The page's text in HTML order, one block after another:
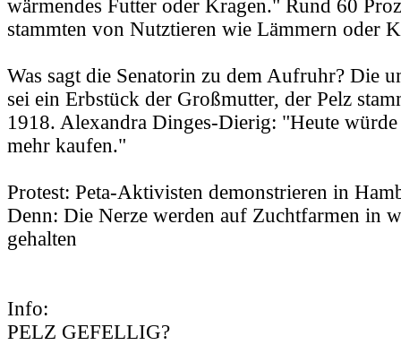
wärmendes Futter oder Kragen." Rund 60
stammten von Nutztieren wie Lämmern oder
Was sagt die Senatorin zu dem Aufruhr? Die
sei ein Erbstück der Großmutter, der Pelz
1918. Alexandra Dinges-Dierig: "Heute
mehr kaufen."
Protest: Peta-Aktivisten demonstrieren in
Denn: Die Nerze werden auf Zuchtfarmen in
gehalten
Info:
PELZ GEFELLIG?